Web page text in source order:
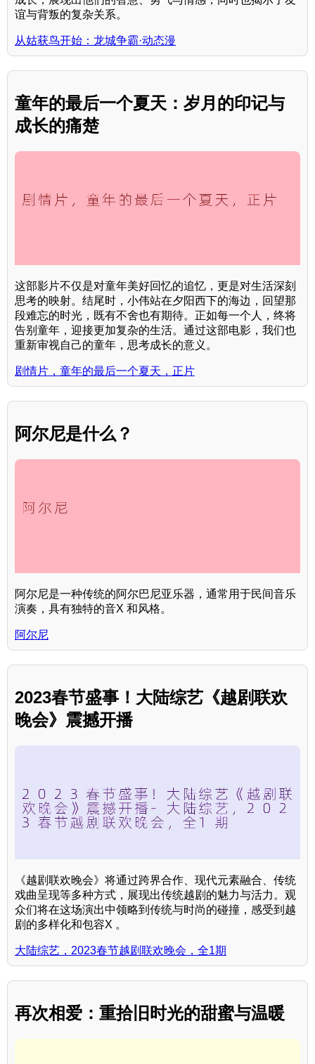
谊与背叛的复杂关系。
从姑获鸟开始：龙城争霸·动态漫
童年的最后一个夏天：岁月的印记与
成长的痛楚
这部影片不仅是对童年美好回忆的追忆，更是对生活深刻
思考的映射。结尾时，小伟站在夕阳西下的海边，回望那
段难忘的时光，既有不舍也有期待。正如每一个人，终将
告别童年，迎接更加复杂的生活。通过这部电影，我们也
重新审视自己的童年，思考成长的意义。
剧情片，童年的最后一个夏天，正片
阿尔尼是什么？
阿尔尼是一种传统的阿尔巴尼亚乐器，通常用于民间音乐
演奏，具有独特的音X 和风格。
阿尔尼
2023春节盛事！大陆综艺《越剧联欢
晚会》震撼开播
《越剧联欢晚会》将通过跨界合作、现代元素融合、传统
戏曲呈现等多种方式，展现出传统越剧的魅力与活力。观
众们将在这场演出中领略到传统与时尚的碰撞，感受到越
剧的多样化和包容X 。
大陆综艺，2023春节越剧联欢晚会，全1期
再次相爱：重拾旧时光的甜蜜与温暖